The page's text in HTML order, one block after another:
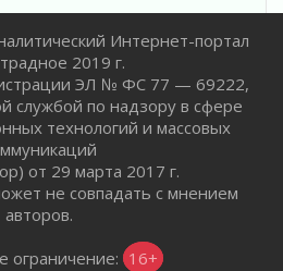
новых почетных
области
«Дороги жизни»
передовую подготовку
Интернет-портал
2019 г.
ЭЛ № ФС 77 — 69222,
службой по надзору в сфере
технологий и массовых
от 29 марта 2017 г.
не совпадать с мнением
авторов.
ограничение: 16+